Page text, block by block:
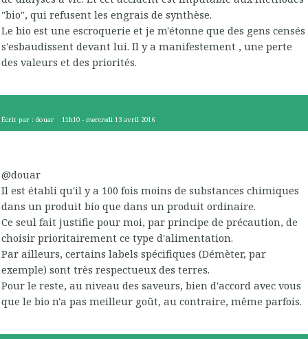
"bio", qui refusent les engrais de synthèse.
Le bio est une escroquerie et je m'étonne que des gens censés
s'esbaudissent devant lui. Il y a manifestement , une perte
des valeurs et des priorités.
Écrit par : douar 11h10 -mercredi 13 avril 2016
@douar
Il est établi qu'il y a 100 fois moins de substances chimiques
dans un produit bio que dans un produit ordinaire.
Ce seul fait justifie pour moi, par principe de précaution, de
choisir prioritairement ce type d'alimentation.
Par ailleurs, certains labels spécifiques (Démèter, par
exemple) sont très respectueux des terres.
Pour le reste, au niveau des saveurs, bien d'accord avec vous
que le bio n'a pas meilleur goût, au contraire, même parfois.